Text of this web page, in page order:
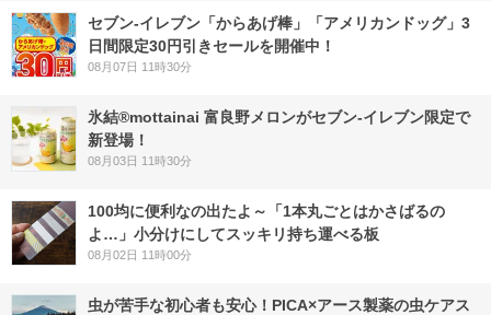
セブン‐イレブン「からあげ棒」「アメリカンドッグ」3
日間限定30円引きセールを開催中！
08月07日 11時30分
氷結®mottainai 富良野メロンがセブン‐イレブン限定で
新登場！
08月03日 11時30分
100均に便利なの出たよ～「1本丸ごとはかさばるの
よ…」小分けにしてスッキリ持ち運べる板
08月02日 11時00分
虫が苦手な初心者も安心！PICA×アース製薬の虫ケアス